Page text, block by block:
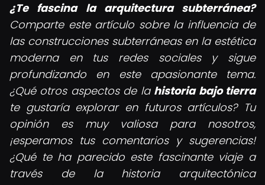
¿Te fascina la arquitectura subterránea?
Comparte este artículo sobre la influencia de
las construcciones subterráneas en la estética
moderna en tus redes sociales y sigue
profundizando en este apasionante tema.
¿Qué otros aspectos de la historia bajo tierra
te gustaría explorar en futuros artículos? Tu
opinión es muy valiosa para nosotros,
¡esperamos tus comentarios y sugerencias!
¿Qué te ha parecido este fascinante viaje a
través de la historia arquitectónica